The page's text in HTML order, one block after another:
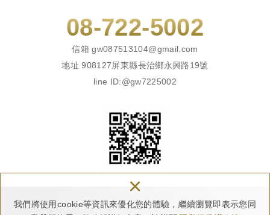
我們將使用cookie等資訊來優化您的體驗，繼續瀏覽即表示您同
×
08-722-5002
信箱gw087513104@gmail.com
地址908127屏東縣長治鄉永興路19號
line ID:@gw7225002
Copyright © 廣葳實業有限公司 All Rights Reserved. 網頁設計 : 多米諾